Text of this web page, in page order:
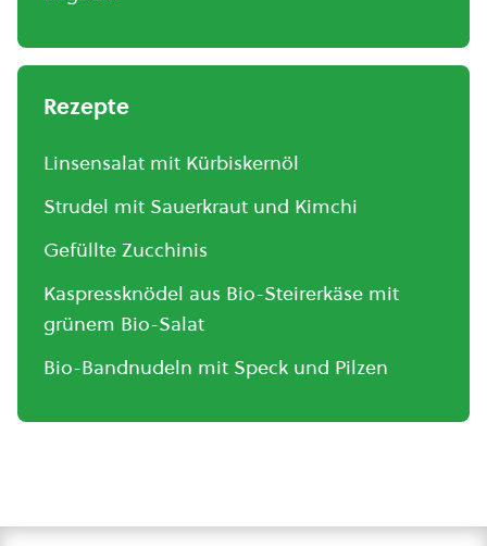
Rezepte
Linsensalat mit Kürbiskernöl
Strudel mit Sauerkraut und Kimchi
Gefüllte Zucchinis
Kaspressknödel aus Bio-Steirerkäse mit
grünem Bio-Salat
Bio-Bandnudeln mit Speck und Pilzen